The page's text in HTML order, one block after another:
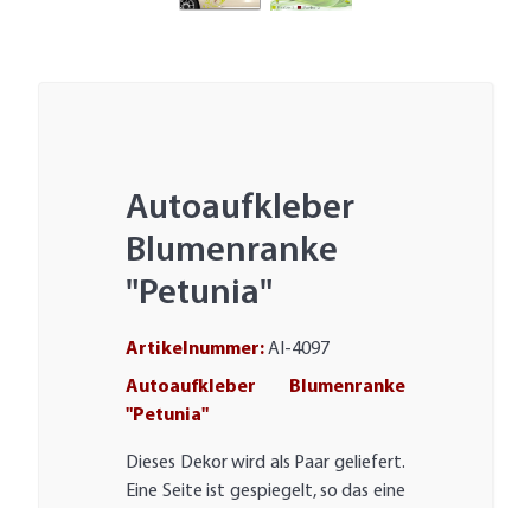
Autoaufkleber
Blumenranke
"Petunia"
Artikelnummer:AI-4097
Autoaufkleber Blumenranke
"Petunia"
Dieses Dekor wird als Paar geliefert.
Eine Seite ist gespiegelt, so das eine